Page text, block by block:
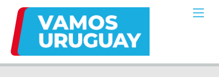
content